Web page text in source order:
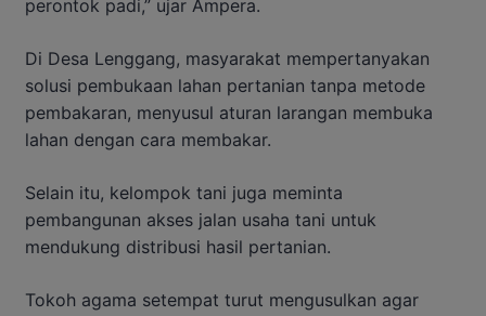
perontok padi,” ujar Ampera.
Di Desa Lenggang, masyarakat mempertanyakan
solusi pembukaan lahan pertanian tanpa metode
pembakaran, menyusul aturan larangan membuka
lahan dengan cara membakar.
Selain itu, kelompok tani juga meminta
pembangunan akses jalan usaha tani untuk
mendukung distribusi hasil pertanian.
Tokoh agama setempat turut mengusulkan agar